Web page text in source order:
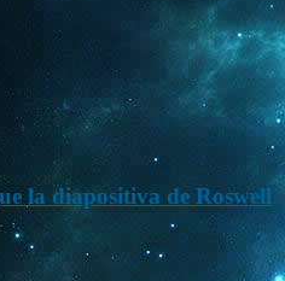
la diapositiva de Roswell